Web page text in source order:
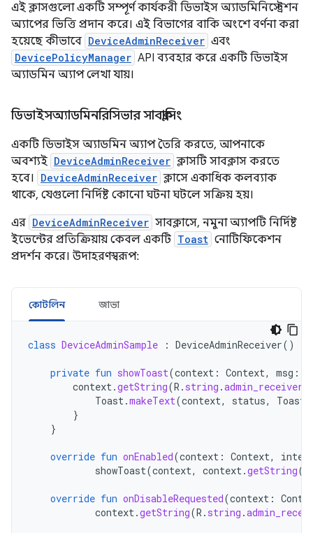
এই ক্লাসগুলো একটি সম্পূর্ণ কার্যকরী ডিভাইস অ্যাডমিনিস্ট্রেশন
অ্যাপের ভিত্তি প্রদান করে। এই বিভাগের বাকি অংশে বর্ণনা করা
হয়েছে কীভাবে DeviceAdminReceiver এবং
DevicePolicyManager API ব্যবহার করে একটি ডিভাইস
অ্যাডমিন অ্যাপ লেখা যায়।
ডিভাইসঅ্যাডমিনরিসিভার সাবক্লাসিং
একটি ডিভাইস অ্যাডমিন অ্যাপ তৈরি করতে, আপনাকে
অবশ্যই DeviceAdminReceiver ক্লাসটি সাবক্লাস করতে
হবে।
DeviceAdminReceiver ক্লাসে একাধিক কলব্যাক
থাকে, যেগুলো নির্দিষ্ট কোনো ঘটনা ঘটলে সক্রিয় হয়।
এর DeviceAdminReceiver সাবক্লাসে, নমুনা অ্যাপটি নির্দিষ্ট
ইভেন্টের প্রতিক্রিয়ায় কেবল একটি Toast নোটিফিকেশন
প্রদর্শন করে। উদাহরণস্বরূপ:
কোটলিন জাভা
class DeviceAdminSample : DeviceAdminReceiver()
private fun showToast(context : Context, msg :
context.getString(R . string .
Toast.makeText(context, status, Toast
}
}
override fun onEnabled(context : Context,
showToast(context, context.getString(
override fun onDisableRequested(context :
context.getString(R . string .